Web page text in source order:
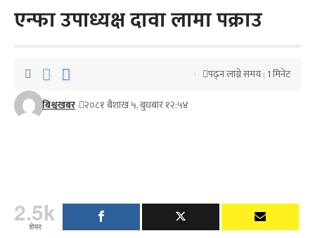
एन्फा उपाध्यक्ष दावा लामा पक्राउ
बिश्वखबर २०८१ बैशाख ५, बुधबार १२:५४
पढ्न लाग्ने समय : 1 मिनेट
2.5k
शेयर